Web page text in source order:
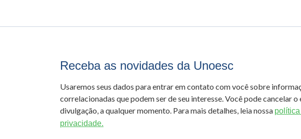
Receba as novidades da Unoesc
Usaremos seus dados para entrar em contato com você sobre
correlacionadas que podem ser de seu interesse. Você pode cancelar o
divulgação, a qualquer momento. Para mais detalhes, leia nossa
privacidade.